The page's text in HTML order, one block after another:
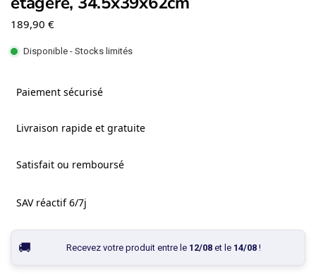
189,90 €
Disponible - Stocks limités
Paiement sécurisé
Livraison rapide et gratuite
Satisfait ou remboursé
SAV réactif 6/7j
Recevez votre produit entre le 12/08et le 14/08!